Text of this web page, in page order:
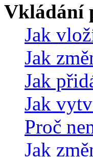
Vkládání
Jak
Jak
Jak
Jak
Proč
Jak